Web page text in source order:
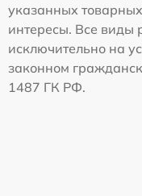
указанных
интересы. Все виды
исключительно на
законном
1487 ГК РФ.